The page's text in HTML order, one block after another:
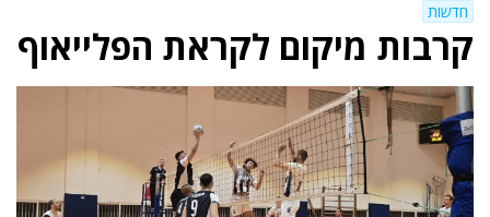
חדשות
קרבות מיקום לקראת הפלייאוף